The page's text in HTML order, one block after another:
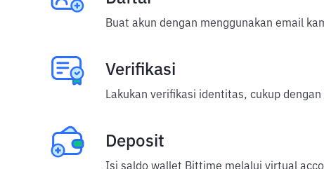
Buat akun dengan menggunakan email
Verifikasi
Lakukan verifikasi identitas, cukup
Deposit